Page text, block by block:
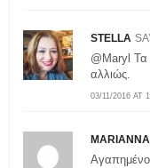
STELLA
03/11/2016 AT
@Maryl Τα
αλλιώς.
MARIANNA
Αγαπημένο